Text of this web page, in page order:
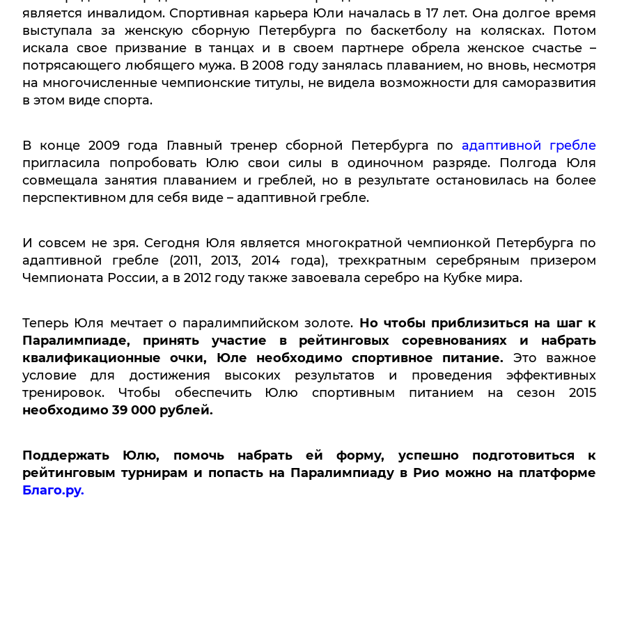
является инвалидом. Спортивная карьера Юли началась в 17 лет. Она долгое время
выступала за женскую сборную Петербурга по баскетболу на колясках. Потом
искала свое призвание в танцах и в своем партнере обрела женское счастье –
потрясающего любящего мужа. В 2008 году занялась плаванием, но вновь, несмотря
на многочисленные чемпионские титулы, не видела возможности для саморазвития
в этом виде спорта.
В конце 2009 года Главный тренер сборной Петербурга по адаптивной гребле
пригласила попробовать Юлю свои силы в одиночном разряде. Полгода Юля
совмещала занятия плаванием и греблей, но в результате остановилась на более
перспективном для себя виде – адаптивной гребле.
И совсем не зря. Сегодня Юля является многократной чемпионкой Петербурга по
адаптивной гребле (2011, 2013, 2014 года), трехкратным серебряным призером
Чемпионата России, а в 2012 году также завоевала серебро на Кубке мира.
Теперь Юля мечтает о паралимпийском золоте. Но чтобы приблизиться на шаг к
Паралимпиаде, принять участие в рейтинговых соревнованиях и набрать
квалификационные очки, Юле необходимо спортивное питание. Это важное
условие для достижения высоких результатов и проведения эффективных
тренировок. Чтобы обеспечить Юлю спортивным
питанием на сезон 2015
необходимо 39 000 рублей.
Поддержать Юлю, помочь набрать ей форму, успешно подготовиться к
рейтинговым турнирам и попасть на Паралимпиаду в Рио можно на платформе
Благо.ру.